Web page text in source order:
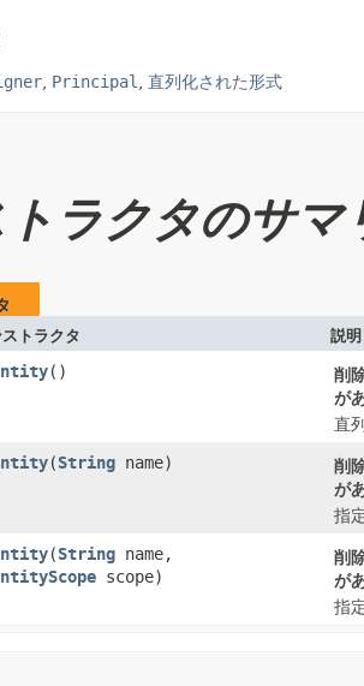
Principal 直列化された形式
ラクタのサマ
ストラクタ 説明
()
削
が
直
​(String name)
削
が
指
​(String name,
scope)
削
が
指